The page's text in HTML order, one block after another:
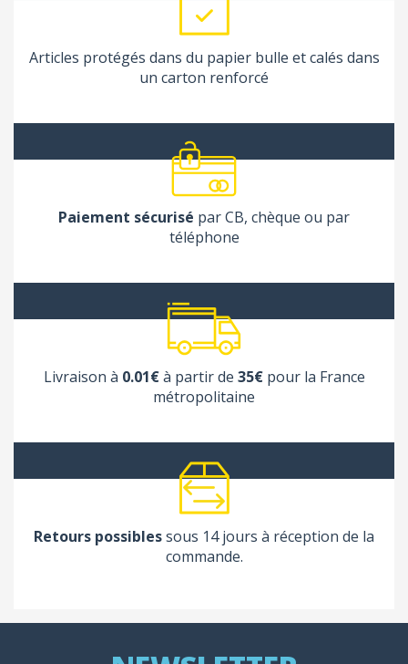
Articles protégés dans du papier bulle et calés dans
un carton renforcé
Paiement sécurisé par CB, chèque ou par
téléphone
Livraison à 0.01€à partir de 35€pour la France
métropolitaine
Retours possiblessous 14 jours à réception de la
commande.